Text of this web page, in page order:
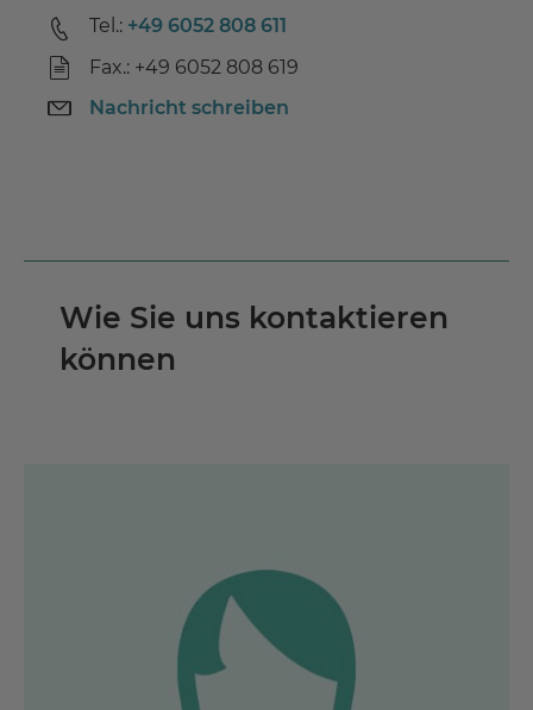
Tel.: +49 6052 808 611
Fax.: +49 6052 808 619
Nachricht schreiben
Wie Sie uns kontaktieren
können